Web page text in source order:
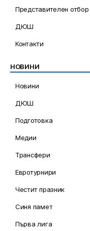
Представителен отбор
ДЮШ
Контакти
НОВИНИ
Новини
ДЮШ
Подготовка
Медии
Трансфери
Евротурнири
Честит празник
Синя памет
Първа лига